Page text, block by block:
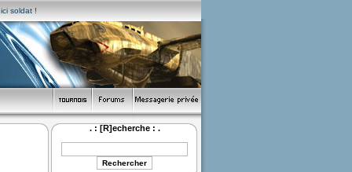
soldat !
. : [R]echerche : .